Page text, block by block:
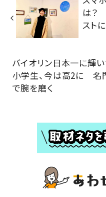
は？
スト
バイオリン日本一に輝
小学生、今は高2に 名
で腕を磨く